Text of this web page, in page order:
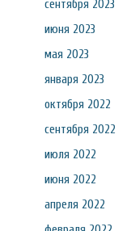
сентября 2023
июня 2023
мая 2023
января 2023
октября 2022
сентября 2022
июля 2022
июня 2022
апреля 2022